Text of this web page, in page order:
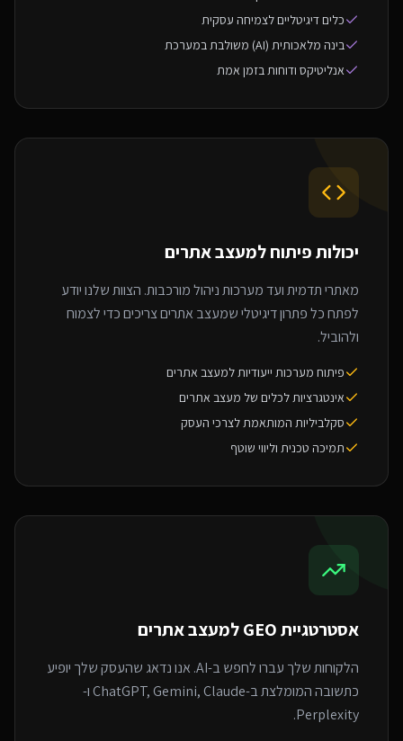
כלים דיגיטליים לצמיחה עסקית
בינה מלאכותית (AI) משולבת במערכת
אנליטיקס ודוחות בזמן אמת
יכולות פיתוח למעצב אתרים
מאתרי תדמית ועד מערכות ניהול מורכבות. הצוות שלנו יודע
לפתח כל פתרון דיגיטלי שמעצב אתרים צריכים כדי לצמוח
ולהוביל.
פיתוח מערכות ייעודיות למעצב אתרים
אינטגרציות לכלים של מעצב אתרים
סקלביליות המותאמת לצרכי העסק
תמיכה טכנית וליווי שוטף
אסטרטגיית GEO ל מעצב אתרים
הלקוחות שלך עברו לחפש ב-AI. אנו נדאג שהעסק שלך יופיע
כתשובה המומלצת ב-ChatGPT, Gemini, Claude ו-
Perplexity.